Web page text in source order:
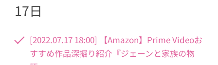
17日
[2022.07.17 18:00] 【Amazon】Prime Videoお
すすめ作品深掘り紹介『ジェーンと家族の物